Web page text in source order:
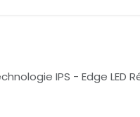
IPS - Edge